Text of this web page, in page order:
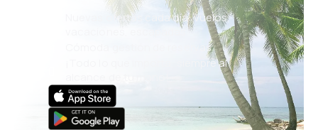
Nuevas ofertas cada día: vuelos,
vacaciones, escapadas
Cómoda gestión de reservas
¡Todo lo que importa, siempre al